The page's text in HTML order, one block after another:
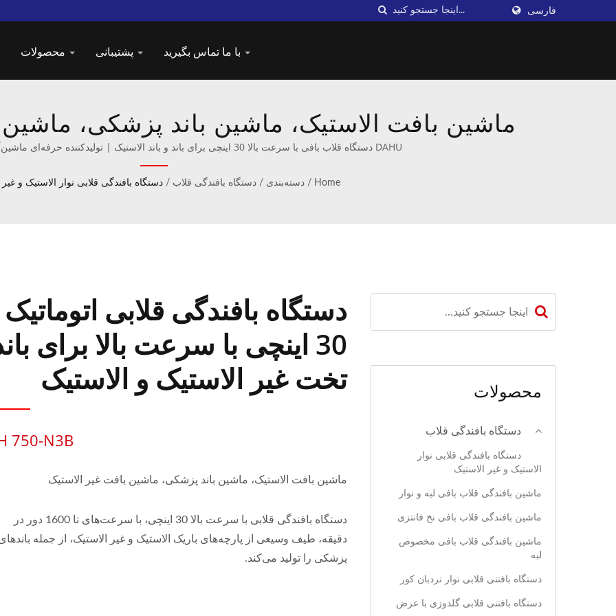
فارسی
ماشین بافت الاستیک، ماشین باند پزشکی،
ماشین‌های نوآورانه بافت از Taiwan DAHUDAHU دستگاه قلاب بافی با سرعت بالا 30 اینچی برای باند و باند الاستیک | تولیدکننده حرفه‌ای ماشین‌آلات قلاب‌بافی و بافتنی.
Home
/ دسته‌بندی / دستگاه بافندگی قلاب / دستگاه بافندگی قلابی نوار الاستیک و
دستگاه بافندگی قلابی اتوماتیک
30 اینچی با سرعت بالا برای
تخت غیر الاستیک و الاستیک
750-N3B
ماشین بافت الاستیک، ماشین باند پزشکی، ماشین بافت غیر الاستیک
دستگاه بافندگی قلابی با سرعت بالا 30 اینچی، با سرعت‌های تا 1600 دور در
دقیقه، طیف وسیعی از پارچه‌های باریک الاستیک و غیر الاستیک، از جمله
پزشکی را تولید می‌کند.
محصولات
دستگاه بافندگی قلاب
دستگاه بافندگی قلابی نوار
الاستیک و غیر الاستیک
ماشین بافندگی قلاب بافی لبه و نوار
ماشین بافندگی قلاب بافی نخ فانتزی
ماشین بافندگی قلاب بافی مخصوص
لبه
دستگاه بافتنی قلابی نوار نردبان کور
دستگاه بافتنی قلابی گلدوزی با عرض